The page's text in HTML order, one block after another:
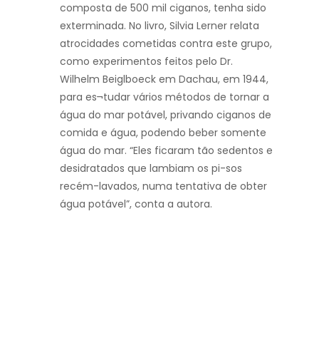
composta de 500 mil ciganos, tenha sido
exterminada. No livro, Silvia Lerner relata
atrocidades cometidas contra este grupo,
como experimentos feitos pelo Dr.
Wilhelm Beiglboeck em Dachau, em 1944,
para es¬tudar vários métodos de tornar a
água do mar potável, privando ciganos de
comida e água, podendo beber somente
água do mar. “Eles ficaram tão sedentos e
desidratados que lambiam os pi-sos
recém-lavados, numa tentativa de obter
água potável”, conta a autora.